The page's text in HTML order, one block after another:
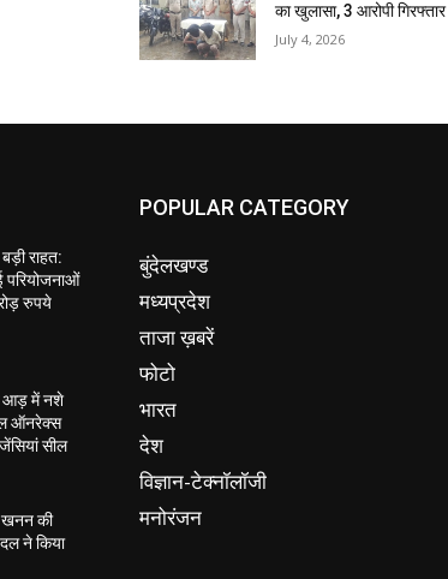
का खुलासा, 3 आरोपी गिरफ्तार
July 4, 2026
राहत:
रुपये
आड़ में नशे
ऑनरेक्स
सील
खनन की
ने किया
POPULAR CATEGORY
बुंदेलखण्ड
मध्यप्रदेश
ताजा ख़बरें
फोटो
भारत
देश
विज्ञान-टेक्नॉलॉजी
मनोरंजन